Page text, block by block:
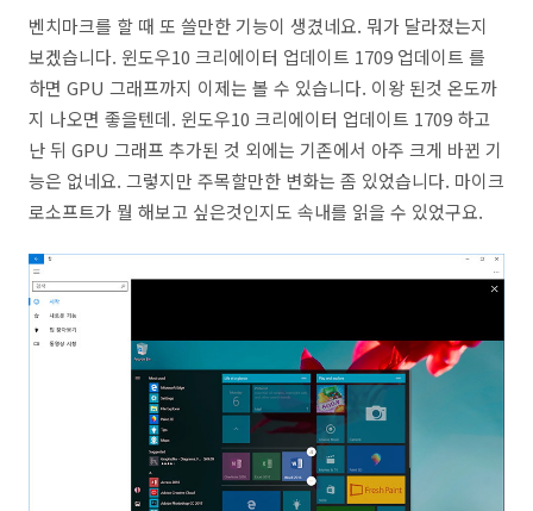
벤치마크를 할 때 또 쓸만한 기능이 생겼네요. 뭐가 달라졌는지
보겠습니다. 윈도우10 크리에이터 업데이트 1709 업데이트 를
하면 GPU 그래프까지 이제는 볼 수 있습니다. 이왕 된것 온도까
지 나오면 좋을텐데. 윈도우10 크리에이터 업데이트 1709 하고
난 뒤 GPU 그래프 추가된 것 외에는 기존에서 아주 크게 바뀐 기
능은 없네요. 그렇지만 주목할만한 변화는 좀 있었습니다. 마이크
로소프트가 뭘 해보고 싶은것인지도 속내를 읽을 수 있었구요.